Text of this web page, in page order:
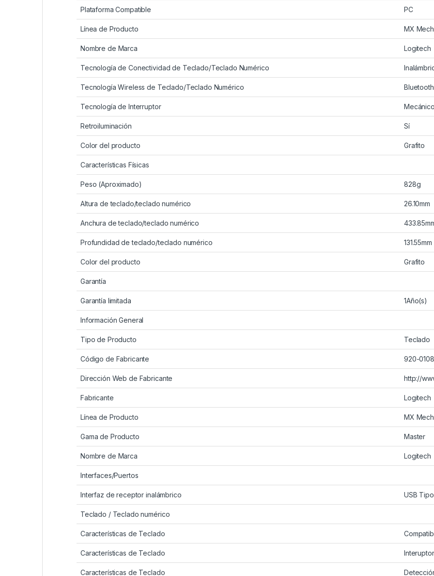
Plataforma Compatible PC
Línea de Producto MX
Nombre de Marca Logitech
Tecnología de Conectividad de Teclado/Teclado Numérico
Tecnología Wireless de Teclado/Teclado Numérico Bluetooth
Tecnología de Interruptor
Retroiluminación Sí
Color del producto Grafito
Características Físicas
Peso (Aproximado) 828g
Altura de teclado/teclado numérico 26.10mm
Anchura de teclado/teclado numérico
Profundidad de teclado/teclado numérico 131.55mm
Color del producto Grafito
Garantía
Garantía limitada 1Año(s)
Información General
Tipo de Producto Teclado
Código de Fabricante 920-
Dirección Web de Fabricante http://
Fabricante Logitech
Línea de Producto MX
Gama de Producto Master
Nombre de Marca Logitech
Interfaces/Puertos
Interfaz de receptor inalámbrico USB
Teclado / Teclado numérico
Características de Teclado
Características de Teclado
Características de Teclado